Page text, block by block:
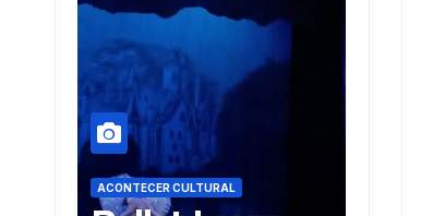
ACONTECER CULTURAL